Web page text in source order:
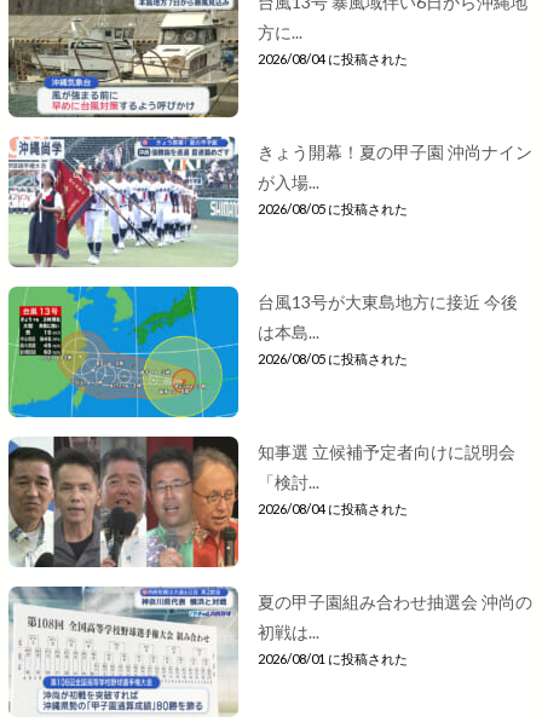
方に...
2026/08/04 に投稿された
きょう開幕！夏の甲子園 沖尚ナイン
が入場...
2026/08/05 に投稿された
台風13号が大東島地方に接近 今後
は本島...
2026/08/05 に投稿された
知事選 立候補予定者向けに説明会
「検討...
2026/08/04 に投稿された
夏の甲子園組み合わせ抽選会 沖尚の
初戦は...
2026/08/01 に投稿された